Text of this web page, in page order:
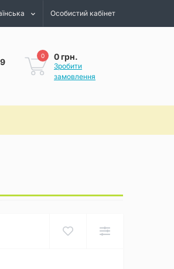
Особистий кабінет
0 0 грн.
Зробити
замовлення